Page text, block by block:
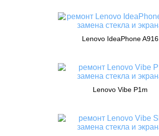
Lenovo IdeaPhone A916
Lenovo Vibe P1m